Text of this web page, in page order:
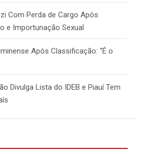
Com Perda de Cargo Após
e Importunação Sexual
Após Classificação: “É o
Divulga Lista do IDEB e Piauí Tem